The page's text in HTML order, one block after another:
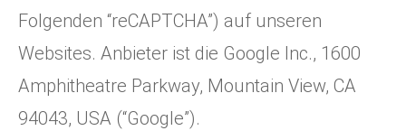
Folgenden “reCAPTCHA”) auf unseren
Websites. Anbieter ist die Google Inc., 1600
Amphitheatre Parkway, Mountain View, CA
94043, USA (“Google”).